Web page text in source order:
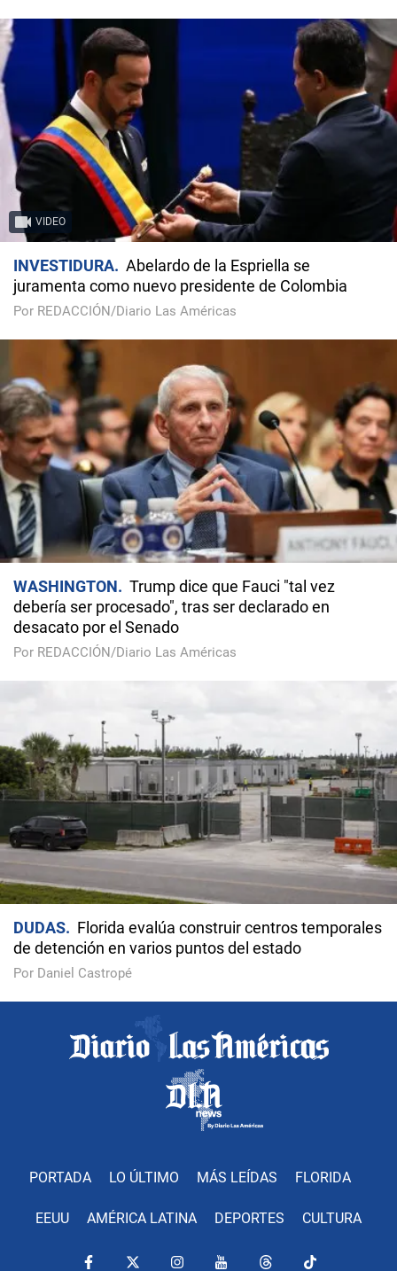
VIDEO
INVESTIDURA
Abelardo de la Espriella se
juramenta como nuevo presidente de Colombia
Por REDACCIÓN/Diario Las Américas
WASHINGTON
Trump dice que Fauci "tal vez
debería ser procesado", tras ser declarado en
desacato por el Senado
Por REDACCIÓN/Diario Las Américas
DUDAS
Florida evalúa construir centros temporales
de detención en varios puntos del estado
Por Daniel Castropé
PORTADA LO ÚLTIMO MÁS LEÍDAS FLORIDA
EEUU AMÉRICA LATINA DEPORTES CULTURA